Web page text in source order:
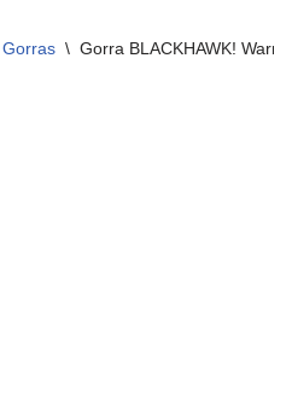
Gorras \ Gorra BLACKHAWK!